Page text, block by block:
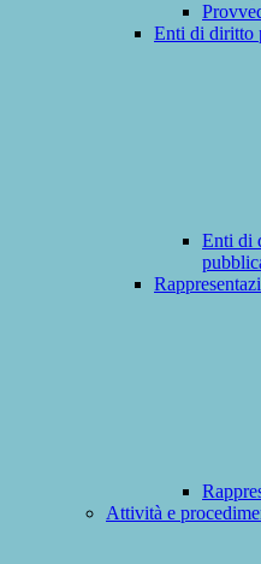
Enti di diritto
Enti di
Attività e